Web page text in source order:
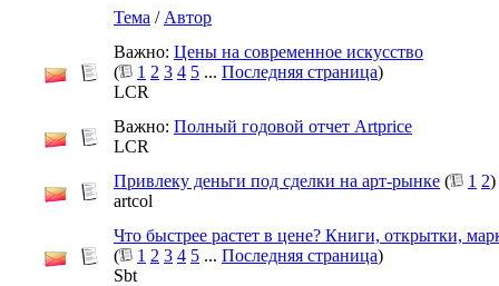
Тема / Автор
Важно: Цены на современное искусство
(
1 2 3 4 5 ... Последняя страница)
LCR
Важно: Полный годовой отчет Artprice
LCR
Привлеку деньги под сделки на арт-рынке ( 1 2)
artcol
Что быстрее растет в цене? Книги, открытки,
(
1 2 3 4 5 ... Последняя страница)
Sbt